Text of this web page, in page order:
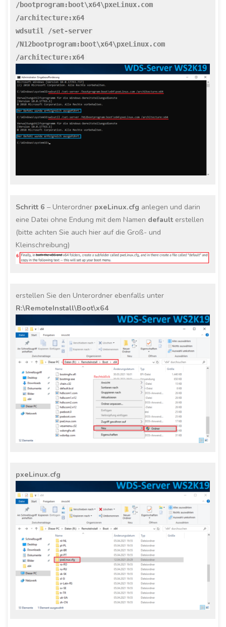
/bootprogram:boot\x64\pxeLinux.com
/architecture:x64
wdsutil /set-server
/N12bootprogram:boot\x64\pxeLinux.com
/architecture:x64
Schritt 6 – Unterordner pxeLinux.cfg anlegen und darin
eine Datei ohne Endung mit dem Namen default erstellen
(bitte achten Sie auch hier auf die Groß- und
Kleinschreibung)
erstellen Sie den Unterordner ebenfalls unter
R:\RemoteInstall\Boot\x64
pxeLinux.cfg